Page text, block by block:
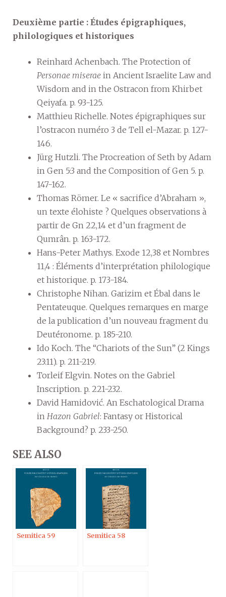
Deuxième partie : Études épigraphiques,
philologiques et historiques
Reinhard Achenbach. The Protection of
Personae miserae in Ancient Israelite Law and
Wisdom and in the Ostracon from Khirbet
Qeiyafa. p. 93-125.
Matthieu Richelle. Notes épigraphiques sur
l’ostracon numéro 3 de Tell el-Mazar. p. 127-
146.
Jürg Hutzli. The Procreation of Seth by Adam
in Gen 5:3 and the Composition of Gen 5. p.
147-162.
Thomas Römer. Le « sacrifice d’Abraham »,
un texte élohiste ? Quelques observations à
partir de Gn 22,14 et d’un fragment de
Qumrân. p. 163-172.
Hans-Peter Mathys. Exode 12,38 et Nombres
11,4 : Éléments d’interprétation philologique
et historique. p. 173-184.
Christophe Nihan. Garizim et Ébal dans le
Pentateuque. Quelques remarques en marge
de la publication d’un nouveau fragment du
Deutéronome. p. 185-210.
Ido Koch. The “Chariots of the Sun” (2 Kings
23:11). p. 211-219.
Torleif Elgvin. Notes on the Gabriel
Inscription. p. 221-232.
David Hamidović. An Eschatological Drama
in Hazon Gabriel: Fantasy or Historical
Background? p. 233-250.
SEE ALSO
Semitica 59 Semitica 58